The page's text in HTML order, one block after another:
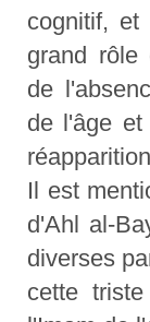
cognitif,
grand rôle
de
de l'âge
Il est
d'Ahl al-
diverses
cette